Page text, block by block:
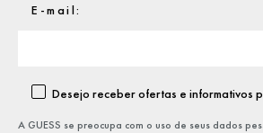
Desejo receber ofertas e informativos
A GUESS se preocupa com o uso de seus dados